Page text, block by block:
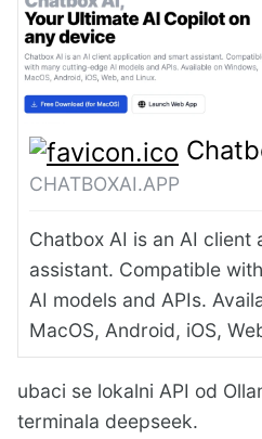
Chatbox AI: Your AI
CHATBOXAI.APP
Chatbox AI is an AI
assistant. Compatible
AI models and APIs.
MacOS, Android, iOS,
ubaci se lokalni API od
terminala deepseek.